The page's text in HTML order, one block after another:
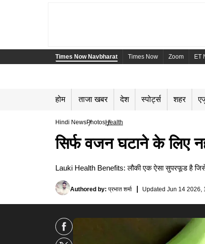
Times Now Navbharat Times Now Zoom ET
होम ताजा खबर देश स्पोर्ट्स शहर
Hindi NewsPhotosHealth
सिर्फ वजन घटाने के लिए
Lauki Health Benefits: लौकी एक ऐसा सुपरफूड है
Authored by: प्रभात शर्मा Updated Jun 14 2026,